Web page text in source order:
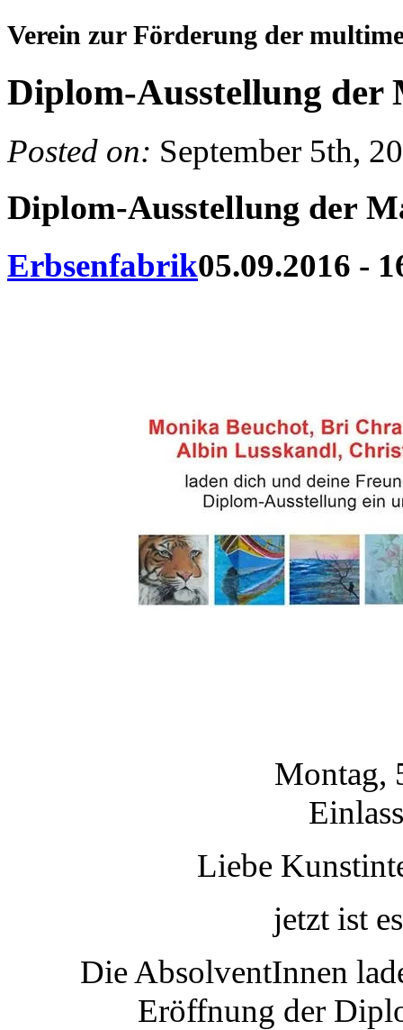
Verein zur Förderung der
Diplom-Ausstellung der
Posted on: September 5th,
Diplom-Ausstellung der
Erbsenfabrik05.09.2016 -
Montag,
Liebe
jetzt ist
Die AbsolventInnen
Eröffnung der